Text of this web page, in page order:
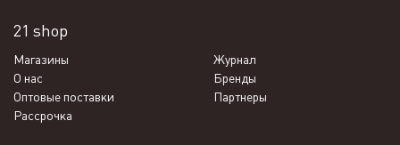
21 shop
Магазины
Журнал
О нас
Бренды
Оптовые поставки
Партнеры
Рассрочка